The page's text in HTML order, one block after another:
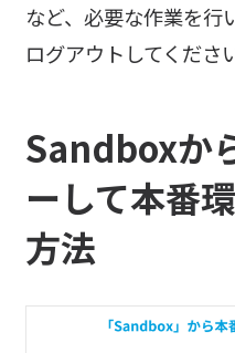
など、必要な作業を行
ログアウトしてくださ
Sandboxか
ーして本番
方法